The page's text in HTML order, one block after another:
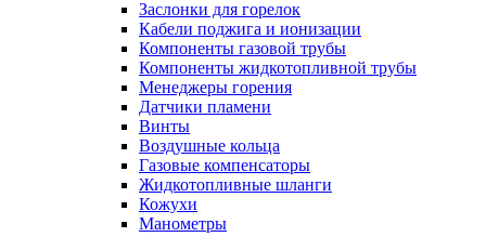
Заслонки для горелок
Кабели поджига и ионизации
Компоненты газовой трубы
Компоненты жидкотопливной трубы
Менеджеры горения
Датчики пламени
Винты
Воздушные кольца
Газовые компенсаторы
Жидкотопливные шланги
Кожухи
Манометры